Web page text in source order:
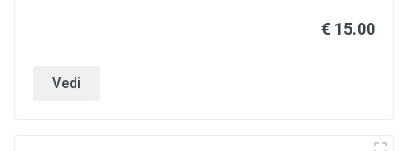
€ 15.00
Vedi